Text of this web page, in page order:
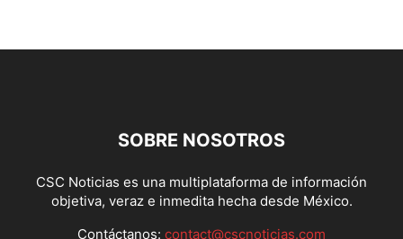
SOBRE NOSOTROS
CSC Noticias es una multiplataforma de información
objetiva, veraz e inmedita hecha desde México.
Contáctanos: contact@cscnoticias.com